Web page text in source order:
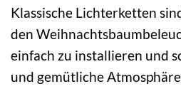
Klassische Lichterketten
den
einfach zu installieren und
und gemütliche